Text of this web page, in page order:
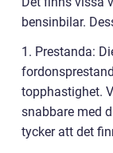
bensinbilar.
1. Prestanda:
topphastighet.
snabbare med
tycker att det